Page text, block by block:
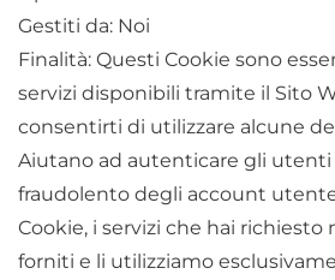
Gestiti da: Noi
Finalità: Questi Cookie sono
servizi disponibili tramite il Sito
consentirti di utilizzare alcune
Aiutano ad autenticare gli utenti
fraudolento degli account
Cookie, i servizi che hai richiesto
forniti e li utilizziamo